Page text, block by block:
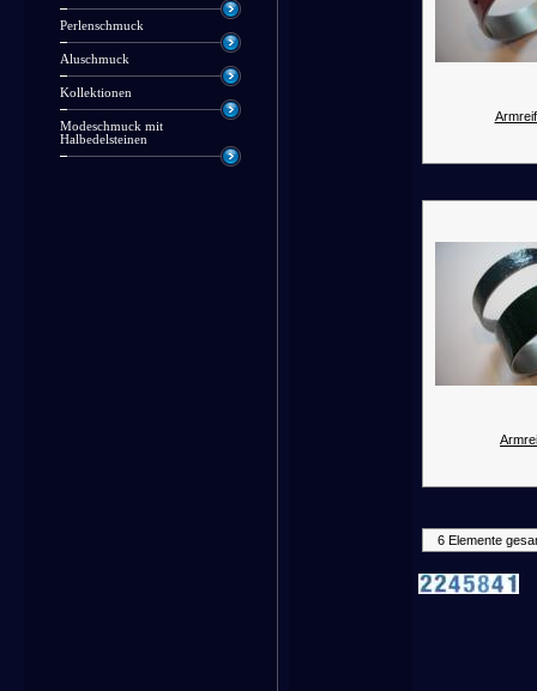
Perlenschmuck
Aluschmuck
Kollektionen
Modeschmuck mit
Halbedelsteinen
6 Elemente